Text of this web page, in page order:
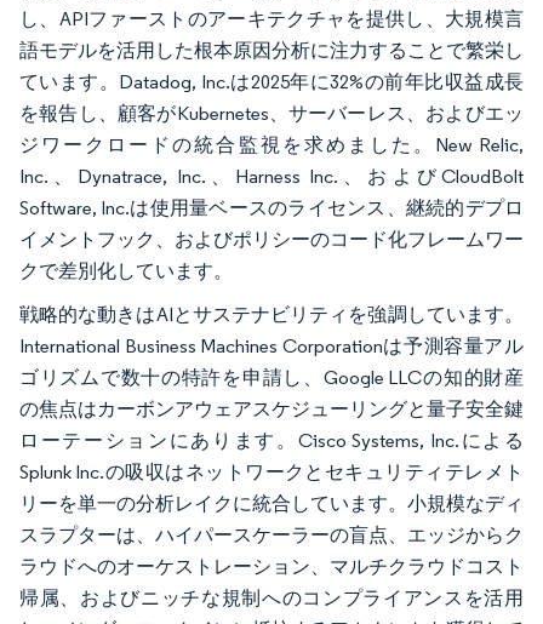
し、APIファーストのアーキテクチャを提供し、大規模言
語モデルを活用した根本原因分析に注力することで繁栄し
ています。Datadog, Inc.は2025年に32%の前年比収益成長
を報告し、顧客がKubernetes、サーバーレス、およびエッ
ジワークロードの統合監視を求めました。New Relic,
Inc.、Dynatrace, Inc.、Harness Inc.、およびCloudBolt
Software, Inc.は使用量ベースのライセンス、継続的デプロ
イメントフック、およびポリシーのコード化フレームワー
クで差別化しています。
戦略的な動きはAIとサステナビリティを強調しています。
International Business Machines Corporationは予測容量アル
ゴリズムで数十の特許を申請し、Google LLCの知的財産
の焦点はカーボンアウェアスケジューリングと量子安全鍵
ローテーションにあります。Cisco Systems, Inc.による
Splunk Inc.の吸収はネットワークとセキュリティテレメト
リーを単一の分析レイクに統合しています。小規模なディ
スラプターは、ハイパースケーラーの盲点、エッジからク
ラウドへのオーケストレーション、マルチクラウドコスト
帰属、およびニッチな規制へのコンプライアンスを活用